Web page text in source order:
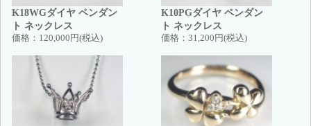
K18WGダイヤ ペンダン
ト ネックレス
価格： 120,000円(税込)
K10PGダイヤ ペンダン
ト ネックレス
価格： 31,200円(税込)